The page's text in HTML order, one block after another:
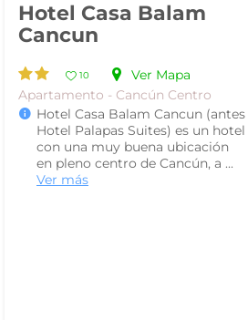
Hotel Casa Balam
Cancun
10
Ver Mapa
Apartamento - Cancún Centro
Hotel Casa Balam Cancun (antes
Hotel Palapas Suites) es un hotel
con una muy buena ubicación
en pleno centro de Cancún, a ...
Ver más